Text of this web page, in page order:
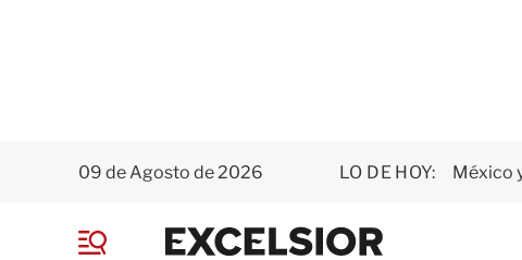
09 de Agosto de 2026 LO DE HOY: México
E
x